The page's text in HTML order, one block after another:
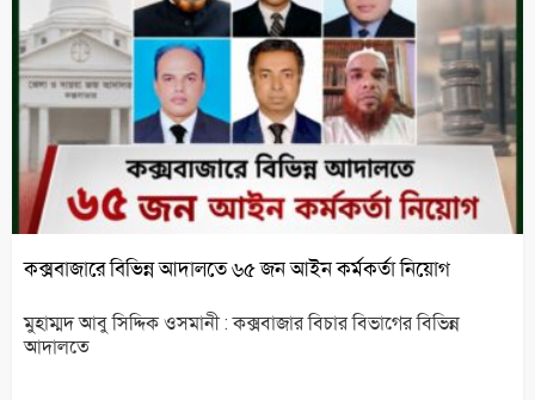
কক্সবাজারে বিভিন্ন আদালতে ৬৫ জন আইন কর্মকর্তা নিয়োগ
মুহাম্মদ আবু সিদ্দিক ওসমানী : কক্সবাজার বিচার বিভাগের বিভিন্ন
আদালতে